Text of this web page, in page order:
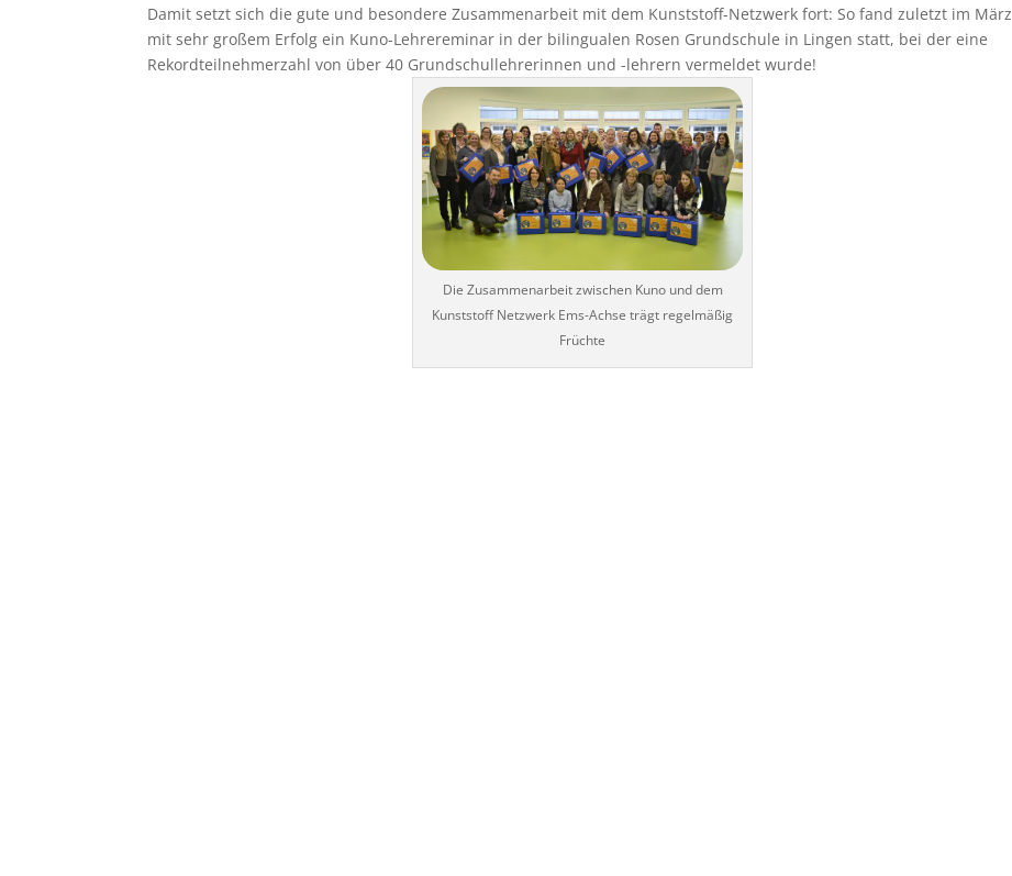
Damit setzt sich die gute und besondere Zusammenarbeit mit dem Kunststoff-Netzwerk fort: So fand zuletzt im März
mit sehr großem Erfolg ein Kuno-Lehrereminar in der bilingualen Rosen Grundschule in Lingen statt, bei der eine
Rekordteilnehmerzahl von über 40 Grundschullehrerinnen und -lehrern vermeldet wurde!
Die Zusammenarbeit zwischen Kuno und dem
Kunststoff Netzwerk Ems-Achse trägt regelmäßig
Früchte